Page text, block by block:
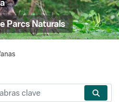
Parcs Naturals